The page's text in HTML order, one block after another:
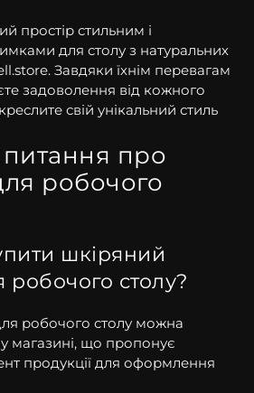
простір стильним і
для столу з натуральних
Завдяки їхнім перевагам
задоволення від кожного
свій унікальний стиль
про
робочого
шкіряний
столу?
робочого столу можна
магазині, що пропонує
продукції для оформлення